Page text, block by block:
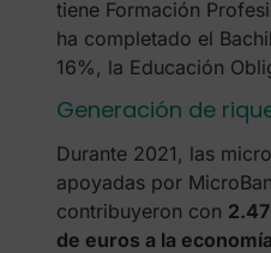
tiene Formación
ha completado el
16%, la Educación
Generación de
Durante 2021, las
apoyadas por
contribuyeron con
de euros a la